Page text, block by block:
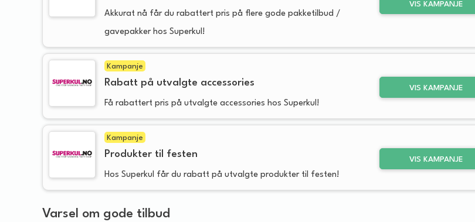
Akkurat nå får du rabattert pris på flere gode pakketilbud /
gavepakker hos Superkul!
VIS KAMPANJE
Kampanje
Rabatt på utvalgte accessories
Få rabattert pris på utvalgte accessories hos Superkul!
VIS KAMPANJE
Kampanje
Produkter til festen
Hos Superkul får du rabatt på utvalgte produkter til festen!
VIS KAMPANJE
Varsel om gode tilbud